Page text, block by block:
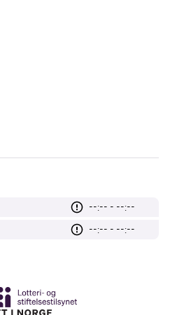
--:-- - --:--
--:-- - --:--